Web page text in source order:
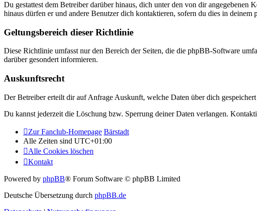
Du gestattest dem Betreiber darüber hinaus, dich unter den von dir
hinaus dürfen er und andere Benutzer dich kontaktieren, sofern du dies in deinem
Geltungsbereich dieser Richtlinie
Diese Richtlinie umfasst nur den Bereich der Seiten, die die phpBB-Software
darüber gesondert informieren.
Auskunftsrecht
Der Betreiber erteilt dir auf Anfrage Auskunft, welche Daten über dich gespeichert
Du kannst jederzeit die Löschung bzw. Sperrung deiner Daten verlangen.
Zur Fanclub-Homepage Bärstadt
Alle Zeiten sind UTC+01:00
Alle Cookies löschen
Kontakt
Powered by phpBB® Forum Software © phpBB Limited
Deutsche Übersetzung durch phpBB.de